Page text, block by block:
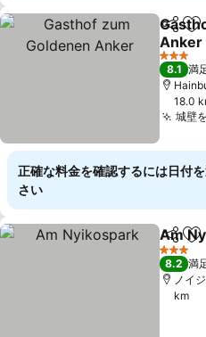
シェア
Anker
料金を
3 ホテル
8.1 満
18.0
城壁
正確な料金を確認するには日付
さい
シェア
Am
3 ホテル
8.2 満
ノイ
km